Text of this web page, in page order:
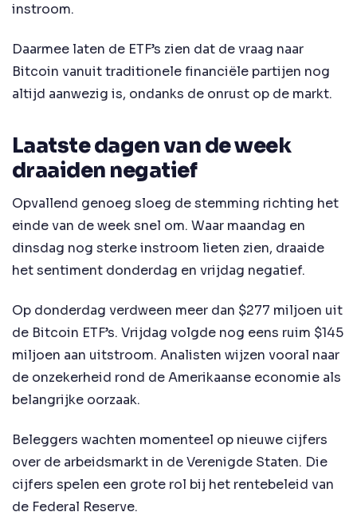
instroom.
Daarmee laten de ETF’s zien dat de vraag naar
Bitcoin vanuit traditionele financiële partijen nog
altijd aanwezig is, ondanks de onrust op de markt.
Laatste dagen van de week
draaiden negatief
Opvallend genoeg sloeg de stemming richting het
einde van de week snel om. Waar maandag en
dinsdag nog sterke instroom lieten zien, draaide
het sentiment donderdag en vrijdag negatief.
Op donderdag verdween meer dan $277 miljoen uit
de Bitcoin ETF’s. Vrijdag volgde nog eens ruim $145
miljoen aan uitstroom. Analisten wijzen vooral naar
de onzekerheid rond de Amerikaanse economie als
belangrijke oorzaak.
Beleggers wachten momenteel op nieuwe cijfers
over de arbeidsmarkt in de Verenigde Staten. Die
cijfers spelen een grote rol bij het rentebeleid van
de Federal Reserve.